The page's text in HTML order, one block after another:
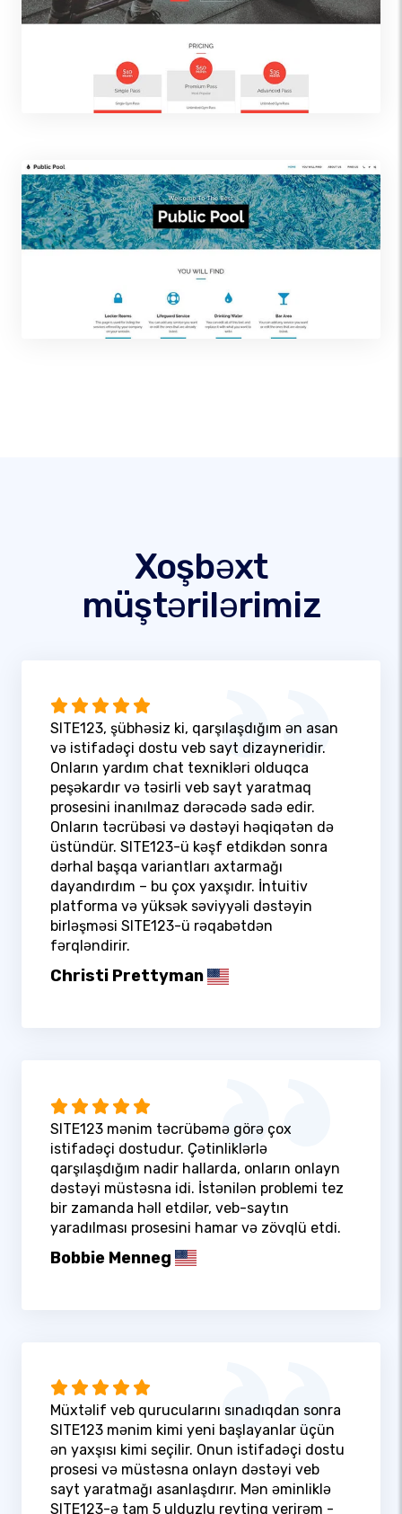
Xoşbəxt
müştərilərimiz
SITE123, şübhəsiz ki, qarşılaşdığım ən asan
və istifadəçi dostu veb sayt dizayneridir.
Onların yardım chat texnikləri olduqca
peşəkardır və təsirli veb sayt yaratmaq
prosesini inanılmaz dərəcədə sadə edir.
Onların təcrübəsi və dəstəyi həqiqətən də
üstündür. SITE123-ü kəşf etdikdən sonra
dərhal başqa variantları axtarmağı
dayandırdım – bu çox yaxşıdır. İntuitiv
platforma və yüksək səviyyəli dəstəyin
birləşməsi SITE123-ü rəqabətdən
fərqləndirir.
Christi Prettyman
SITE123 mənim təcrübəmə görə çox
istifadəçi dostudur. Çətinliklərlə
qarşılaşdığım nadir hallarda, onların onlayn
dəstəyi müstəsna idi. İstənilən problemi tez
bir zamanda həll etdilər, veb-saytın
yaradılması prosesini hamar və zövqlü etdi.
Bobbie Menneg
Müxtəlif veb qurucularını sınadıqdan sonra
SITE123 mənim kimi yeni başlayanlar üçün
ən yaxşısı kimi seçilir. Onun istifadəçi dostu
prosesi və müstəsna onlayn dəstəyi veb
sayt yaratmağı asanlaşdırır. Mən əminliklə
SITE123-ə tam 5 ulduzlu reytinq verirəm -